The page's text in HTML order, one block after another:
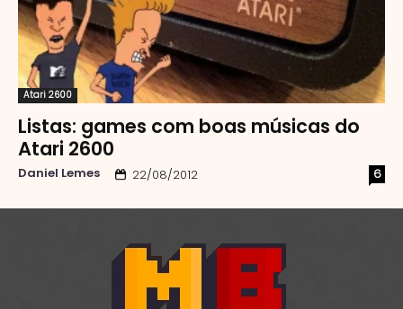
Atari 2600
Listas: games com boas músicas do
Atari 2600
Daniel Lemes 22/08/2012 6